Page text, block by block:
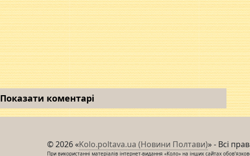
Показати коментарі
© 2026 «Kolo.poltava.ua (Новини Полтави)» - Всі
При використанні матеріалів інтернет-видання «Коло» на інших сайтах